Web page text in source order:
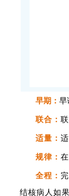
早期： 早
联合：
适量：
规律：
全程：
结核病人如